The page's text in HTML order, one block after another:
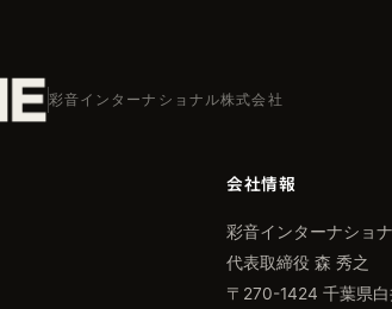
彩音インターナショナル株式会社
会社情報
彩音インターナショ
代表取締役 森 秀之
〒270-1424 千葉県